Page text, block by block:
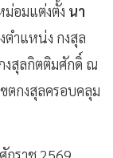
ม่อมแต่งตั้ง นา
ตำแหน่ง กงสุล
งสุลกิตติมศักดิ์ ณ
ตกงสุลครอบคลุม
ราช 2569